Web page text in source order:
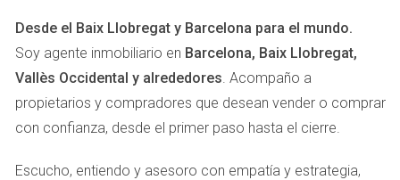
Caso de estudio 1: Venta de vivienda habitual
Juan decidió vender su vivienda habitual después de vivir
allí durante más de diez años. Como cumplía con los
requisitos para la exención del IRPF por reinversión en
ganancia obtenida. Este caso demuestra cómo la
Desde el Baix Llobregat y Barcelona para el mundo.
Soy agente inmobiliario en Barcelona, Baix Llobregat,
Vallès Occidental y alrededores. Acompaño a
propietarios y compradores que desean vender o comprar
con confianza, desde el primer paso hasta el cierre.
Escucho, entiendo y asesoro con empatía y estrategia,